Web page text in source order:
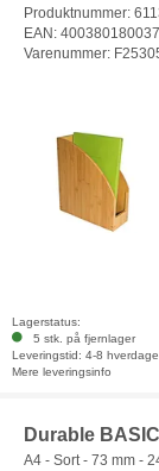
Produktnummer:
EAN:
Varenummer:
Lagerstatus:
5 stk. på fjernlager
Leveringstid: 4-8 hverdage
Mere leveringsinfo
Durable
A4 - Sort - 73 mm -